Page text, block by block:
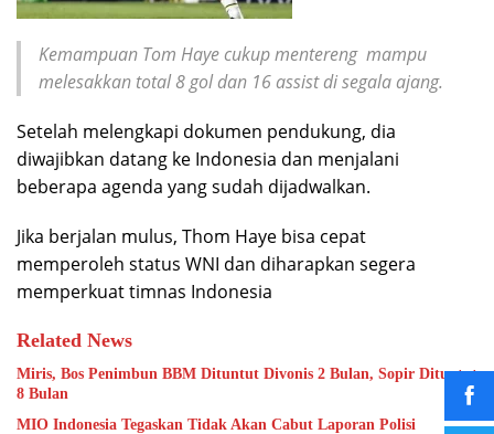
Kemampuan Tom Haye cukup mentereng mampu
melesakkan total 8 gol dan 16 assist di segala ajang.
Setelah melengkapi dokumen pendukung, dia
diwajibkan datang ke Indonesia dan menjalani
beberapa agenda yang sudah dijadwalkan.
Jika berjalan mulus, Thom Haye bisa cepat
memperoleh status WNI dan diharapkan segera
memperkuat timnas Indonesia
Related News
Miris, Bos Penimbun BBM Dituntut Divonis 2 Bulan, Sopir Dituntut
8 Bulan
MIO Indonesia Tegaskan Tidak Akan Cabut Laporan Polisi